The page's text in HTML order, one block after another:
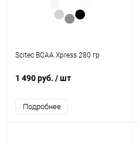
Scitec BCAA Xpress 280 гр
1 490 руб. / шт
Подробнее